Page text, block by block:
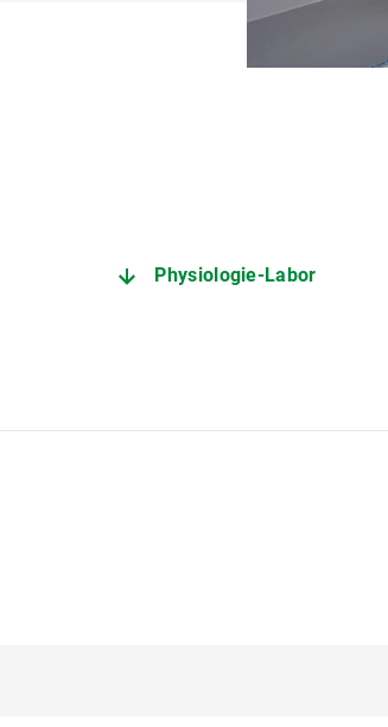
Physiologie-Labor